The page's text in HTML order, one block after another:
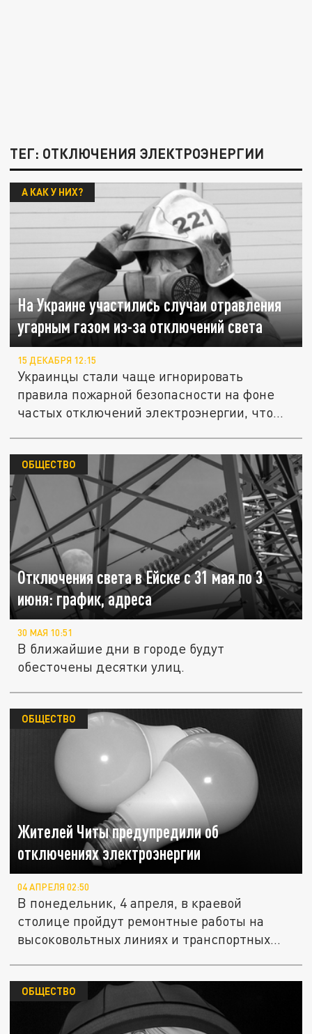
ТЕГ: ОТКЛЮЧЕНИЯ ЭЛЕКТРОЭНЕРГИИ
На Украине участились случаи отравления
угарным газом из-за отключений света
А КАК У НИХ?
15 ДЕКАБРЯ 12:15
Украинцы стали чаще игнорировать
правила пожарной безопасности на фоне
частых отключений электроэнергии, что...
Отключения света в Ейске с 31 мая по 3
июня: график, адреса
ОБЩЕСТВО
30 МАЯ 10:51
В ближайшие дни в городе будут
обесточены десятки улиц.
Жителей Читы предупредили об
отключениях электроэнергии
ОБЩЕСТВО
04 АПРЕЛЯ 02:50
В понедельник, 4 апреля, в краевой
столице пройдут ремонтные работы на
высоковольтных линиях и транспортных...
ОБЩЕСТВО